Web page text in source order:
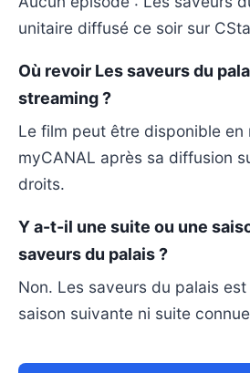
unitaire diffusé ce soir sur
Où revoir Les saveurs du
streaming ?
Le film peut être disponible en
myCANAL après sa diffusion
droits.
Y a-t-il une suite ou une
saveurs du palais ?
Non. Les saveurs du palais
saison suivante ni suite